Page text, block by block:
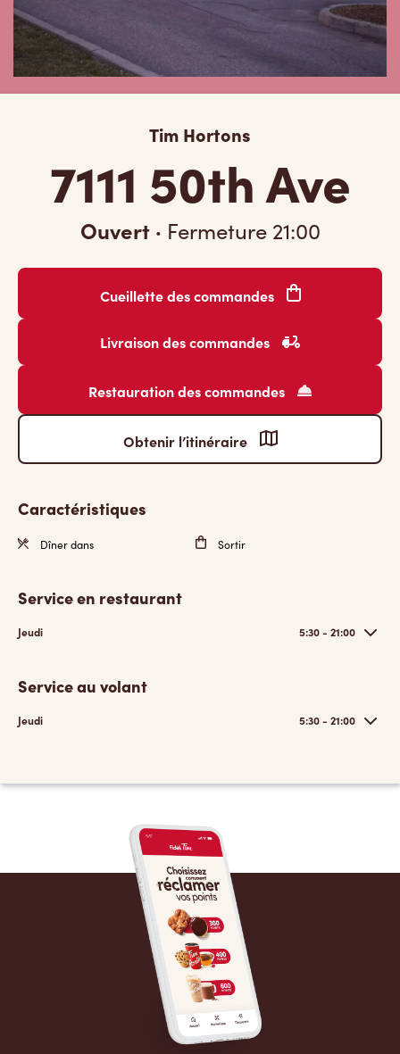
Tim Hortons
7111 50th Ave
Ouvert · Fermeture 21:00
Cueillette des commandes
Livraison des commandes
Restauration des commandes
Obtenir l’itinéraire
Caractéristiques
Dîner dans Sortir
Service en restaurant
Jeudi 5:30 - 21:00
Service au volant
Jeudi 5:30 - 21:00